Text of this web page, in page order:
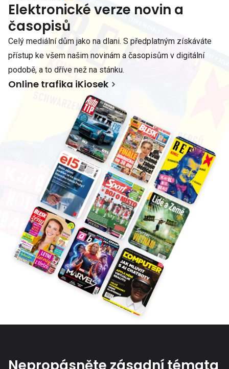
Elektronické verze novin a
časopisů
Celý mediální dům jako na dlani. S předplatným získáváte
přístup ke všem našim novinám a časopisům v digitální
podobě, a to dříve než na stánku.
Online trafika iKiosek